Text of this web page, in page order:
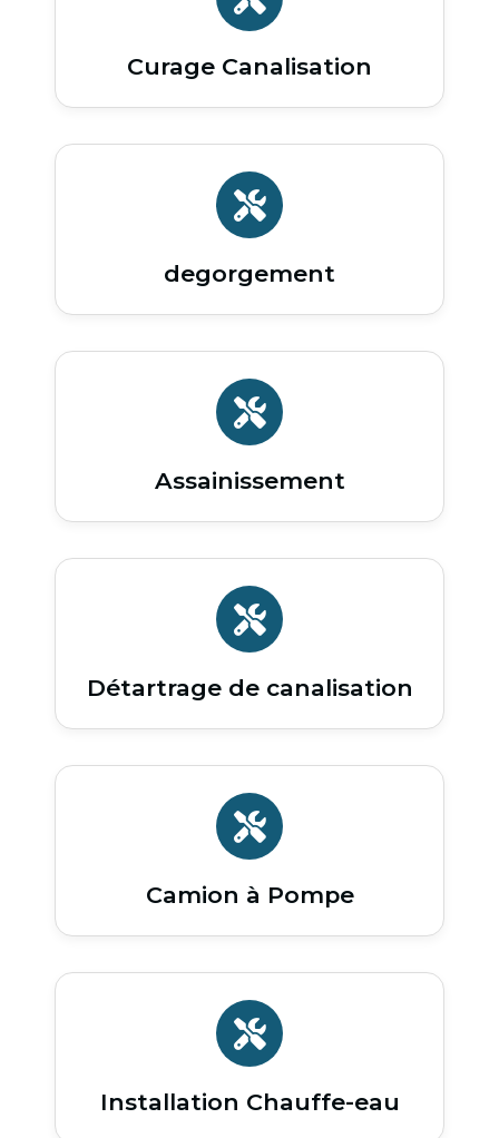
Curage Canalisation
degorgement
Assainissement
Détartrage de canalisation
Camion à Pompe
Installation Chauffe-eau